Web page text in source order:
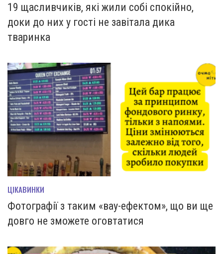
19 щасливчиків, які жили собі спокійно,
доки до них у гості не завітала дика
тваринка
ЦІКАВИНКИ
Фотографії з таким «вау-ефектом», що ви ще
довго не зможете оговтатися